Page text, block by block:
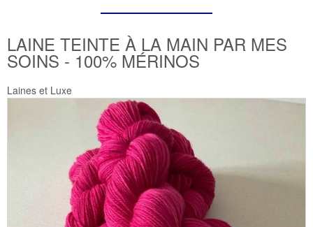
LAINE TEINTE À LA MAIN PAR MES
SOINS - 100% MÉRINOS
Laines et Luxe